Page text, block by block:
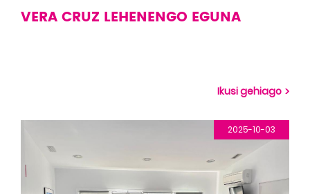
VERA CRUZ LEHENENGO EGUNA
Ikusi gehiago
2025-10-03